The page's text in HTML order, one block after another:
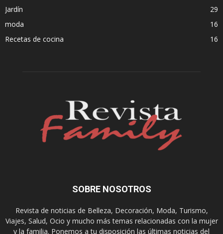
Jardín
29
moda
16
Recetas de cocina
16
SOBRE NOSOTROS
Revista de noticias de Belleza, Decoración, Moda, Turismo,
Viajes, Salud, Ocio y mucho más temas relacionadas con la mujer
y la familia. Ponemos a tu disposición las últimas noticias del